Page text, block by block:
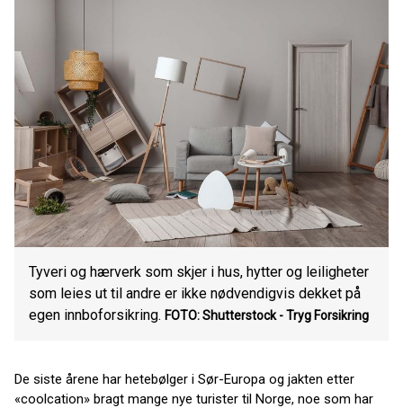
Tyveri og hærverk som skjer i hus, hytter og leiligheter
som leies ut til andre er ikke nødvendigvis dekket på
egen innboforsikring. FOTO: Shutterstock - Tryg Forsikring
De siste årene har hetebølger i Sør-Europa og jakten etter
«coolcation» bragt mange nye turister til Norge, noe som har